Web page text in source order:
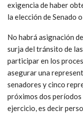
exigencia de haber
la elección de Senado
No habrá asignación
surja del tránsito de
participar en los
asegurar una
senadores y cinco
próximos dos
ejercicio, es decir